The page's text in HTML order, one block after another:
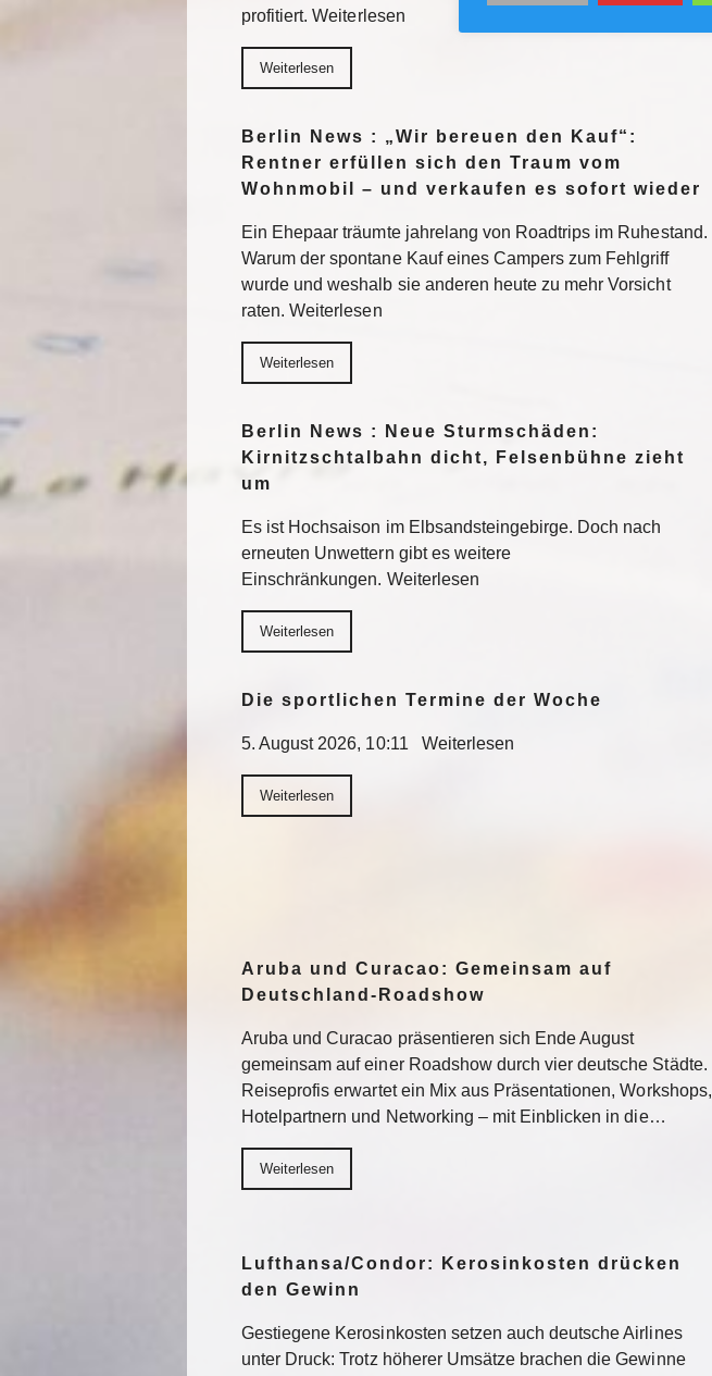
profitiert. Weiterlesen
Weiterlesen
Berlin News : „Wir bereuen den Kauf“:
Rentner erfüllen sich den Traum vom
Wohnmobil – und verkaufen es sofort wieder
Ein Ehepaar träumte jahrelang von Roadtrips im Ruhestand.
Warum der spontane Kauf eines Campers zum Fehlgriff
wurde und weshalb sie anderen heute zu mehr Vorsicht
raten. Weiterlesen
Weiterlesen
Berlin News : Neue Sturmschäden:
Kirnitzschtalbahn dicht, Felsenbühne zieht
um
Es ist Hochsaison im Elbsandsteingebirge. Doch nach
erneuten Unwettern gibt es weitere
Einschränkungen. Weiterlesen
Weiterlesen
Die sportlichen Termine der Woche
5. August 2026, 10:11 Weiterlesen
Weiterlesen
Aruba und Curacao: Gemeinsam auf
Deutschland-Roadshow
Aruba und Curacao präsentieren sich Ende August
gemeinsam auf einer Roadshow durch vier deutsche Städte.
Reiseprofis erwartet ein Mix aus Präsentationen, Workshops,
Hotelpartnern und Networking – mit Einblicken in die…
Weiterlesen
Lufthansa/Condor: Kerosinkosten drücken
den Gewinn
Gestiegene Kerosinkosten setzen auch deutsche Airlines
unter Druck: Trotz höherer Umsätze brachen die Gewinne